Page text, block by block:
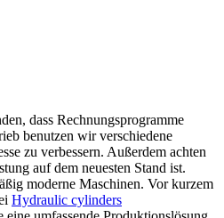
dass Rechnungsprogramme
benutzen wir verschiedene
zu verbessern. Außerdem achten
auf dem neuesten Stand ist.
moderne Maschinen. Vor kurzem
Hydraulic cylinders